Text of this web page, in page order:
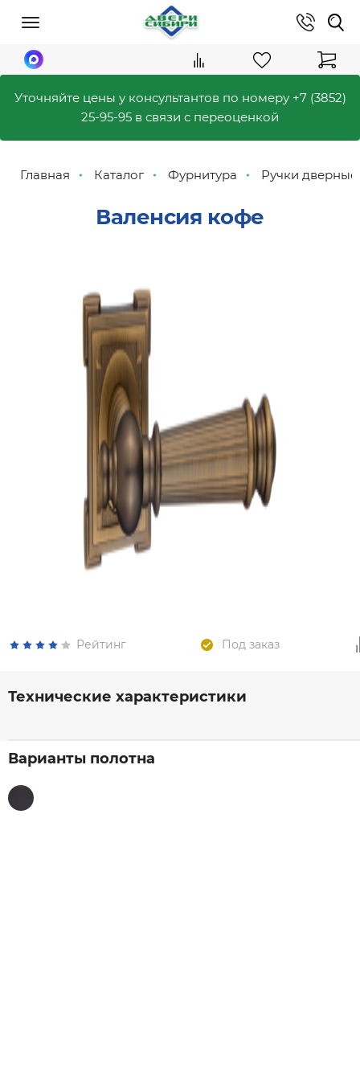
Уточняйте цены у консультантов по номеру +7 (3852)
25-95-95 в связи с переоценкой
Главная Каталог Фурнитура Ручки
Валенсия кофе
Рейтинг Под заказ
Технические характеристики
Варианты полотна